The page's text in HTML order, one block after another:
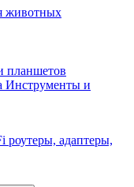
животных
планшетов
Инструменты и
роутеры, адаптеры,